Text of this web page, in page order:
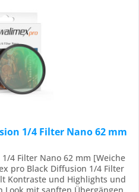
1/4 Filter Nano 62 mm
4 Filter Nano 62 mm [Weiche
pro Black Diffusion 1/4 Filter
Kontraste und Highlights und
mit sanften Übergängen.